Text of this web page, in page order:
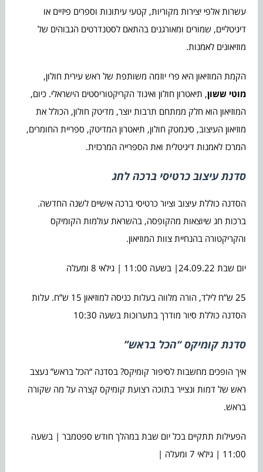
עשרות אלפי יצירות מקוריות, קטעי עיתונות וספרים פיזיים או
דיגיטליים, שמורים ומאורגנים בהתאם לסטנדרטים הגבוהים של
מוזיאונים לאמנות.
הקמת המוזיאון היא פרי יוזמה משותפת של ראש עירית חולון,
מוטי ששון, תיאטרון חולון ואיגוד הקריקטוריסטים הישראלי. כיום,
המוזיאון הוא חלק ממתחם תרבות יוצר, מדיטק חולון, הכולל את
מוזיאון העיצוב, סינמטק חולון, תיאטרון המדיטק, ספריית החומרים,
המרכז לאמנות דיגיטלית ואת הספרייה המרכזית.
סדנת עיצוב כרטיסי ברכה לחג
הסדנה כוללת עיצוב וציור כרטיסי ברכה אישיים לשנה החדשה.
ברכות חג שיוצאות מהקופסה, בהשראת עולמות הקומיקס
והקריקטורה בהנחיית צוות המוזיאון.
יום שבת 24.09.22| בשעה 11:00 | גילאי 8 ומעלה
25 ש”ח לילד, הורה מלווה בעלות כניסה למוזיאון 15 ש”ח. עלות
הסדנה כוללת סיור מודרך בתערוכות בשעה 10:30
סדנת קומיקס “הכל בראש”
איך הופכים מחשבות לסיפור קומיקס? בסדנה “הכל בראש” נעצב
ראש של דמות ונצייר בתוכה רצועת קומיקס קצרה על מה שקורה
בראש.
הפעילות תתקיים בכל יום שבת במהלך חודש ספטמבר | בשעה
11:00 | גילאי 7 ומעלה |